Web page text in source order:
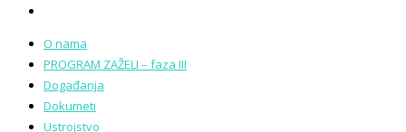
O nama
PROGRAM ZAŽELI – faza III
Događanja
Dokumeti
Ustrojstvo